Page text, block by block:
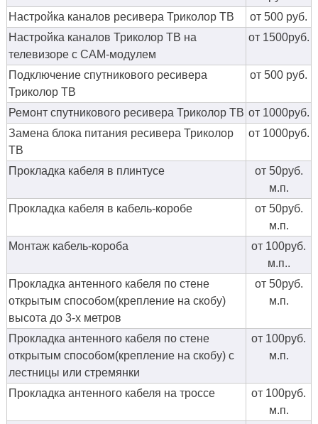
Настройка каналов ресивера Триколор ТВ
от 500 руб.
Настройка каналов Триколор ТВ на
телевизоре с CAM-модулем
от 1500руб.
Подключение спутникового ресивера
Триколор ТВ
от 500 руб.
Ремонт спутникового ресивера Триколор ТВ от 1000руб.
Замена блока питания ресивера Триколор
ТВ
от 1000руб.
Прокладка кабеля в плинтусе
от 50руб.
м.п.
Прокладка кабеля в кабель-коробе
от 50руб.
м.п.
Монтаж кабель-короба
от 100руб.
м.п..
Прокладка антенного кабеля по стене
открытым способом(крепление на скобу)
высота до 3-х метров
от 50руб.
м.п.
Прокладка антенного кабеля по стене
открытым способом(крепление на скобу) с
лестницы или стремянки
от 100руб.
м.п.
Прокладка антенного кабеля на троссе
от 100руб.
м.п.